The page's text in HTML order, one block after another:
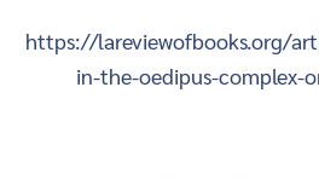
https://lareviewofbooks.org/
in-the-oedipus-complex-